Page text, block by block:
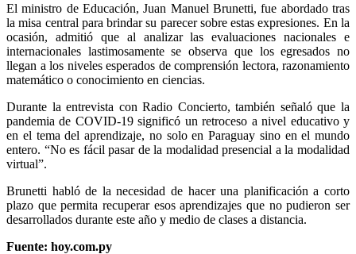
El ministro de Educación, Juan Manuel Brunetti, fue abordado tras
la misa central para brindar su parecer sobre estas expresiones. En la
ocasión, admitió que al analizar las evaluaciones nacionales e
internacionales lastimosamente se observa que los egresados no
llegan a los niveles esperados de comprensión lectora, razonamiento
matemático o conocimiento en ciencias.
Durante la entrevista con Radio Concierto, también señaló que la
pandemia de COVID-19 significó un retroceso a nivel educativo y
en el tema del aprendizaje, no solo en Paraguay sino en el mundo
entero. “No es fácil pasar de la modalidad presencial a la modalidad
virtual”.
Brunetti habló de la necesidad de hacer una planificación a corto
plazo que permita recuperar esos aprendizajes que no pudieron ser
desarrollados durante este año y medio de clases a distancia.
Fuente: hoy.com.py